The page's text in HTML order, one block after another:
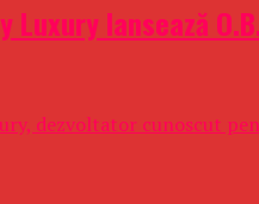
Luxury lansează
dezvoltator cunoscut